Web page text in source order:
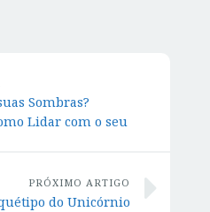
Sombras?
Lidar com o seu
PRÓXIMO ARTIGO
do Unicórnio